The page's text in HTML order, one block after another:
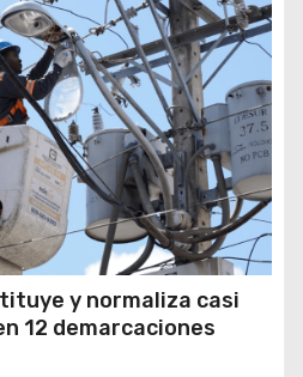
y normaliza casi
12 demarcaciones